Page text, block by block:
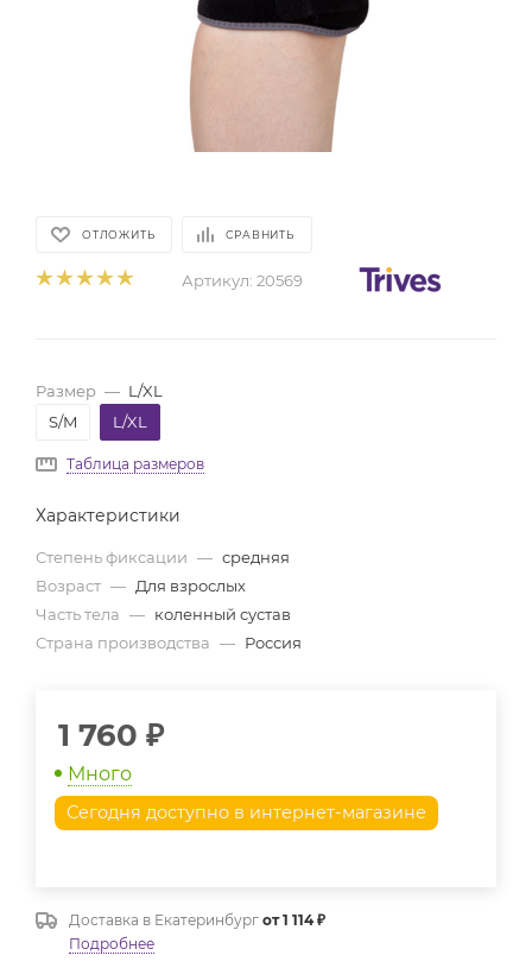
ОТЛОЖИТЬ СРАВНИТЬ
Артикул: 20569
Размер — L/XL
S/M
L/XL
Таблица размеров
Характеристики
Степень фиксации — средняя
Возраст — Для взрослых
Часть тела — коленный сустав
Страна производства — Россия
1 760 ₽
Много
Сегодня доступно в интернет-магазине
Доставка в Екатеринбург от 1 114 ₽
Подробнее